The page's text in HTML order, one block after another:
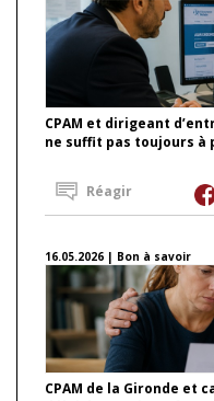
CPAM et dirigeant
ne suffit pas toujours à
Réagir
16.05.2026 | Bon à savoir
CPAM de la Gironde et